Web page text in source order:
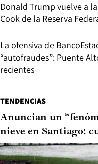
Donald Trump vuelve a
Cook de la Reserva
La ofensiva de
“autofraudes”: Puente
recientes
TENDENCIAS
Anuncian un
nieve en Santiago: